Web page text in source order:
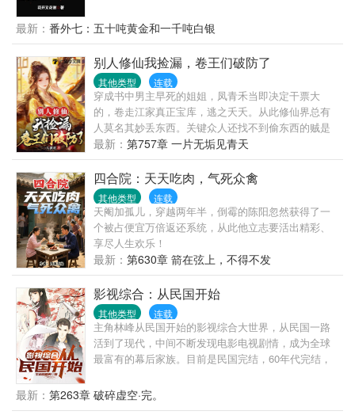
揍小鬼子；孙德胜成了坦克连连长，与小鬼子坦克对
决；独立团喜子成了八路军386旅头号神枪手，狙杀日
军少将；警卫员魏大勇率部队剿灭黑云寨，亲手击毙
山猫子。……
最新： 番外七：五十吨黄金和一千吨白银
别人修仙我捡漏，卷王们破防了
其他类型 连载
穿成书中男主早死的姐姐，凤青禾当即决定干票大
的，卷走江家真正宝库，逃之夭夭。从此修仙界总有
人莫名其妙丢东西。关键众人还找不到偷东西的贼是
谁。凤青禾听说后，无奈摊手，“不知道啊，都是天道
馈赠，手慢无。”渐渐的，修仙风气逐渐歪了，集体素
质不详。因为众人找不到幕后黑手，就果断选择了‘打
不过就加入’这条路。“捡漏要什么秘诀？”“我看见，我
想要，我喜欢，我得到，然后动手就可以。”
最新： 第757章 一片无垢见青天
四合院：天天吃肉，气死众禽
其他类型 连载
天阉加孤儿，穿越两年半，倒霉的陈阳忽然获得了一
个被占便宜万倍返还系统，从此他立志要活出精彩、
享尽人生欢乐！
最新： 第630章 箭在弦上，不得不发
影视综合：从民国开始
其他类型 连载
主角林峰从民国开始的影视综合大世界，从民国一路
活到了现代，中间不断发现电影电视剧情，成为全球
最富有的幕后家族。目前是民国完结，60年代完结，
弹飞，金粉世家，远大前程，传家，后面到了60年代
还有港综。现代则是奋斗，爱情公寓，好先生，欢乐
最新： 第263章 破碎虚空·完。